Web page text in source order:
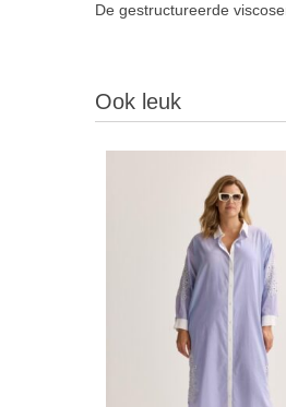
De gestructureerde
Ook leuk